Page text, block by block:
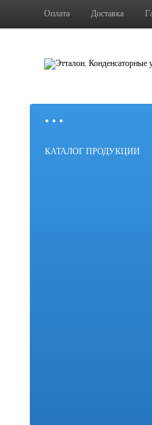
Оплата Доставка
• • •
КАТАЛОГ ПРОДУКЦИИ